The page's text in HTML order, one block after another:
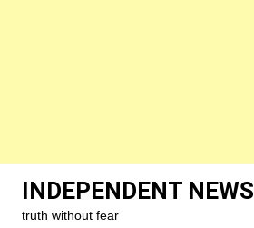
content
INDEPENDENT NEWS
truth without fear